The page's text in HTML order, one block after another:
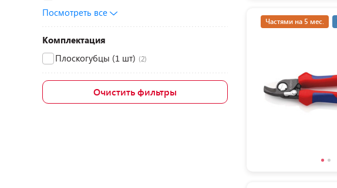
Посмотреть все
Комплектация
Плоскогубцы (1 шт) (2)
Очистить фильтры
Частями на 5 мес.